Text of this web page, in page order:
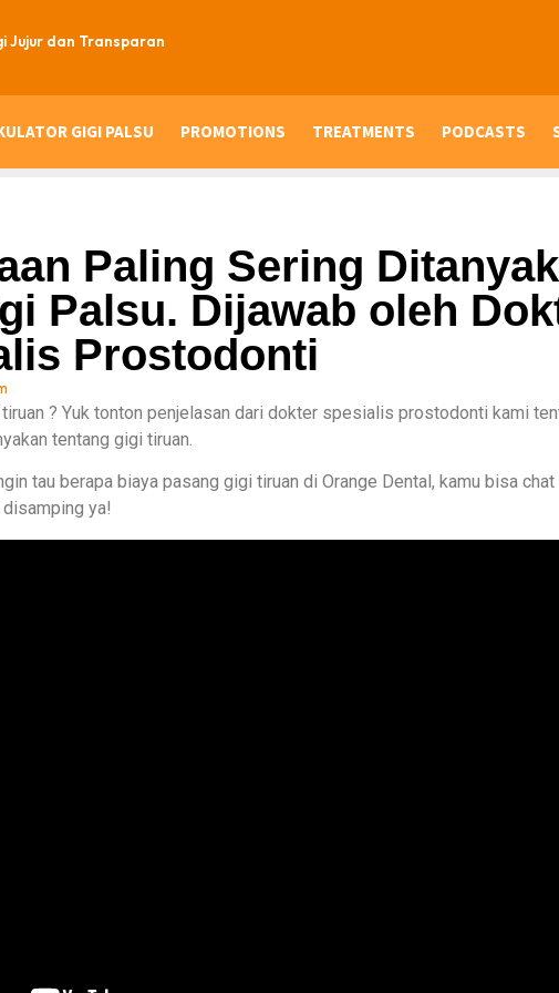
Jujur dan Transparan
GIGI PALSU PROMOTIONS TREATMENTS PODCASTS
Paling Sering
Palsu. Dijawab oleh
Prostodonti
? Yuk tonton penjelasan dari dokter spesialis prostodonti kami
tentang gigi tiruan.
tau berapa biaya pasang gigi tiruan di Orange Dental, kamu bisa chat
ya!